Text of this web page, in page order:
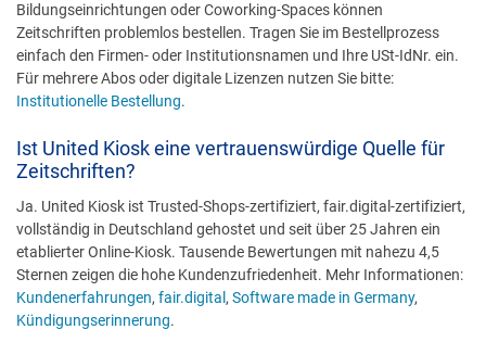
Bildungseinrichtungen oder Coworking-Spaces können
Zeitschriften problemlos bestellen. Tragen Sie im Bestellprozess
einfach den Firmen- oder Institutionsnamen und Ihre USt-IdNr. ein.
Für mehrere Abos oder digitale Lizenzen nutzen Sie bitte:
Institutionelle Bestellung.
Ist United Kiosk eine vertrauenswürdige Quelle für
Zeitschriften?
Ja. United Kiosk ist Trusted-Shops-zertifiziert, fair.digital-zertifiziert,
vollständig in Deutschland gehostet und seit über 25 Jahren ein
etablierter Online-Kiosk. Tausende Bewertungen mit nahezu 4,5
Sternen zeigen die hohe Kundenzufriedenheit. Mehr Informationen:
Kundenerfahrungen, fair.digital , Software made in Germany,
Kündigungserinnerung.